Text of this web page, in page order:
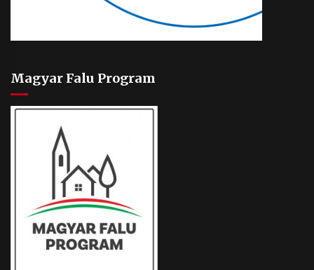
Magyar Falu Program